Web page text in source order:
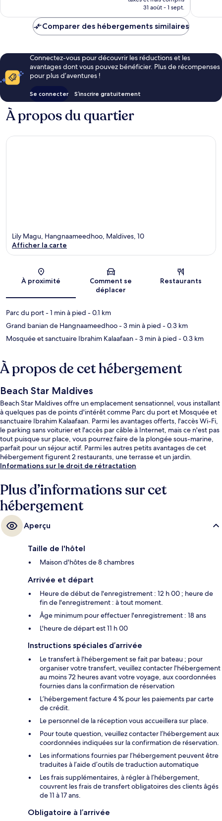
prix
de
31 août - 1 sept.
Comparer des hébergements similaires
Connectez-vous pour découvrir les réductions et les
avantages dont vous pouvez bénéficier. Plus de récompenses
pour plus d’aventures !
Se connecter S’inscrire gratuitement
À propos du quartier
Carte
Lily Magu, Hangnaameedhoo, Maldives, 10
Afficher la carte
À proximité
Comment se
déplacer
Restaurants
Parc du port- 1 min à pied - 0.1 km
Grand banian de Hangnaameedhoo- 3 min à pied - 0.3 km
Mosquée et sanctuaire Ibrahim Kalaafaan- 3 min à pied - 0.3 km
À propos de cet hébergement
Beach Star Maldives
Beach Star Maldives offre un emplacement sensationnel, vous installant
à quelques pas de points d'intérêt comme Parc du port et Mosquée et
sanctuaire Ibrahim Kalaafaan. Parmi les avantages offerts, l'accès Wi-Fi,
le parking sans voiturier et l'accès par câble à Internet, mais ce n'est pas
tout puisque sur place, vous pourrez faire de la plongée sous-marine,
parfait pour un séjour actif. Parmi les autres petits avantages de cet
hébergement figurent 2 restaurants, une terrasse et un jardin.
Informations sur le droit de rétractation
Plus d’informations sur cet
hébergement
Aperçu
Taille de l'hôtel
Maison d'hôtes de 8 chambres
Arrivée et départ
Heure de début de l'enregistrement : 12 h 00 ; heure de
fin de l'enregistrement : à tout moment.
Âge minimum pour effectuer l'enregistrement : 18 ans
L'heure de départ est 11 h 00
Instructions spéciales d’arrivée
Le transfert à l'hébergement se fait par bateau ; pour
organiser votre transfert, veuillez contacter l'hébergement
au moins 72 heures avant votre voyage, aux coordonnées
fournies dans la confirmation de réservation
L’hébergement facture 4 % pour les paiements par carte
de crédit.
Le personnel de la réception vous accueillera sur place.
Pour toute question, veuillez contacter l’hébergement aux
coordonnées indiquées sur la confirmation de réservation.
Les informations fournies par l’hébergement peuvent être
traduites à l’aide d’outils de traduction automatique
Les frais supplémentaires, à régler à l’hébergement,
couvrent les frais de transfert obligatoires des clients âgés
de 11 à 17 ans.
Obligatoire à l’arrivée